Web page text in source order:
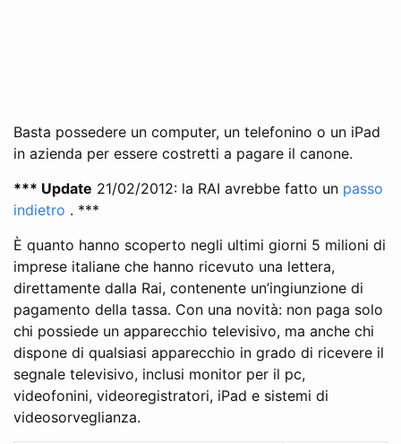
Basta possedere un computer, un telefonino o un iPad
in azienda per essere costretti a pagare il canone.
*** Update 21/02/2012: la RAI avrebbe fatto un passo
indietro . ***
È quanto hanno scoperto negli ultimi giorni 5 milioni di
imprese italiane che hanno ricevuto una lettera,
direttamente dalla Rai, contenente un’ingiunzione di
pagamento della tassa. Con una novità: non paga solo
chi possiede un apparecchio televisivo, ma anche chi
dispone di qualsiasi apparecchio in grado di ricevere il
segnale televisivo, inclusi monitor per il pc,
videofonini, videoregistratori, iPad e sistemi di
videosorveglianza.